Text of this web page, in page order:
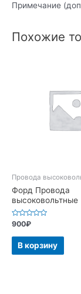
Примечание
Похожие
Провода
Форд Провода
высоковольтные
Оценка
из
900₽
В корзину